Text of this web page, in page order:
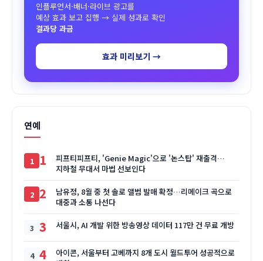
인플루언서·배너·라이브 광고를
예상 효과 보고 집행 → 실제 성과로 확인
결과당 과금
효과 미리보기 →
연예
1
피프티피프티, 'Genie Magic'으로 '논스탑' 재출격…
지하철 무대서 마법 선보인다
2
남유정, 8월 중 첫 솔로 앨범 발매 확정…리메이크 곡으로
대중과 소통 나선다
3 서울시, AI 개발 위한 방송영상 데이터 117만 건 무료 개방
4
아이콘, 서울부터 고베까지 8개 도시 월드투어 성공적으로